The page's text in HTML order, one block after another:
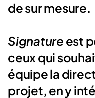
de sur mesure.
Signature est
ceux qui
équipe la
projet, en y